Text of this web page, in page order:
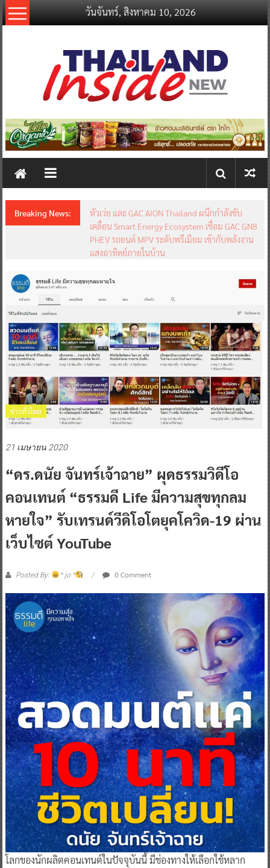
Skip
to
วันจันทร์, สิงหาคม 10, 2026
thailandinsidenew.com
Thailand
New
Breaking News:
หัวเว่ย และ GAC AION Thailand ผนึกกำลังขับ
เคลื่อน Smart Energy Ecosystem เชื่อม GAC GN8
PHEV รถยนต์ MPV ระดับพรีเมียม เข้ากับพลังงาน
แสงอาทิตย์ภายในบ้าน
ข่าวทั่วไทย
21 เมษายน 2020
“ดร.ดนัย จันทร์เจ้าฉาย” ผุดธรรมวิดีโอ
คอนเทนต์ “ธรรมดี Life มีความสุขทุกลม
หายใจ” รับเทรนด์วีดิโอโตยุคโควิด-19 ผ่าน
เว็บไซต์ YouTube
Posted By: ^ jo ^ 0 Comment
โลกของนักผลิตคอนเทนต์ในปัจจุบันนี้ มีช่องทางให้เลือกใช้หลาก